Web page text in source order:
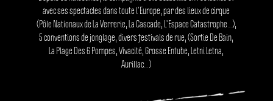
avec ses spectacles dans toute l’Europe, par des lieux de cirque
(Pôle Nationaux de La Verrerie, La Cascade, L’Espace Catastrophe…),
5 conventions de jonglage, divers festivals de rue, (Sortie De Bain,
La Plage Des 6 Pompes, Vivacité, Grosse Entube, Letni Letna,
Aurillac…)